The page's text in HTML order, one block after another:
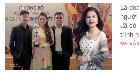
Là
người
đã có
trình
MẸ VÀ